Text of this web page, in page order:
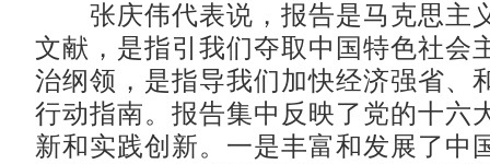
张庆伟代表说，报告是马克思主
文献，是指引我们夺取中国特色社会
治纲领，是指导我们加快经济强省、
行动指南。报告集中反映了党的十六
新和实践创新。一是丰富和发展了中